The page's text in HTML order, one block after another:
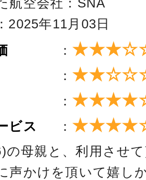
航空会社：SNA
2025年11月03日
：
：
：
ビス ：
の母親と、利用させ
声かけを頂いて嬉し